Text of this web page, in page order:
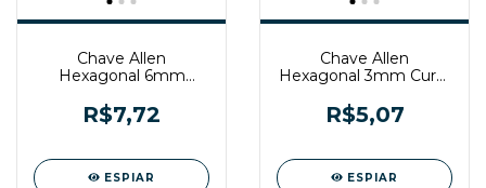
Chave Allen
Hexagonal 6mm
R$7,72
ESPIAR
Chave Allen
Hexagonal 3mm Curta
R$5,07
ESPIAR